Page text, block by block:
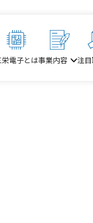
栄電子とは事業内容 注